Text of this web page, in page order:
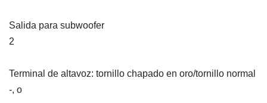
Salida para subwoofer
2
Terminal de altavoz: tornillo chapado en oro/tornillo normal
-, o